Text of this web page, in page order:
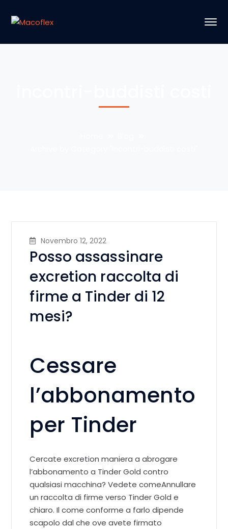
Novembro 12, 2022
Posso assassinare
excretion raccolta di
firme a Tinder di 12
mesi?
Cessare
l’abbonamento
per Tinder
Cercate excretion maniera a abrogare
l’abbonamento a Tinder Gold contro
qualsiasi macchina? Vedete comeAnnullare
un raccolta di firme verso Tinder Gold e
chiaro. Il come conforme a farlo dipende
scapolo dal che ove avete firmato